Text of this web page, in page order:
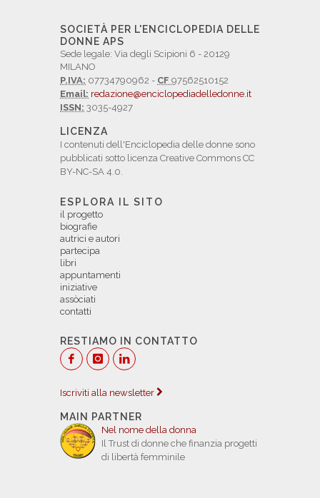
SOCIETÀ PER L'ENCICLOPEDIA DELLE
DONNE APS
Sede legale: Via degli Scipioni 6 - 20129
MILANO
P.IVA: 07734790962 - CF 97562510152
Email: redazione@enciclopediadelledonne.it
ISSN: 3035-4927
LICENZA
I contenuti dell'Enciclopedia delle donne sono
pubblicati sotto licenza Creative Commons CC
BY-NC-SA 4.0.
ESPLORA IL SITO
il progetto
biografie
autrici e autori
partecipa
libri
appuntamenti
iniziative
assòciati
contatti
RESTIAMO IN CONTATTO
Iscriviti alla newsletter
MAIN PARTNER
Nel nome della donna
Il Trust di donne che finanzia progetti
di libertà femminile